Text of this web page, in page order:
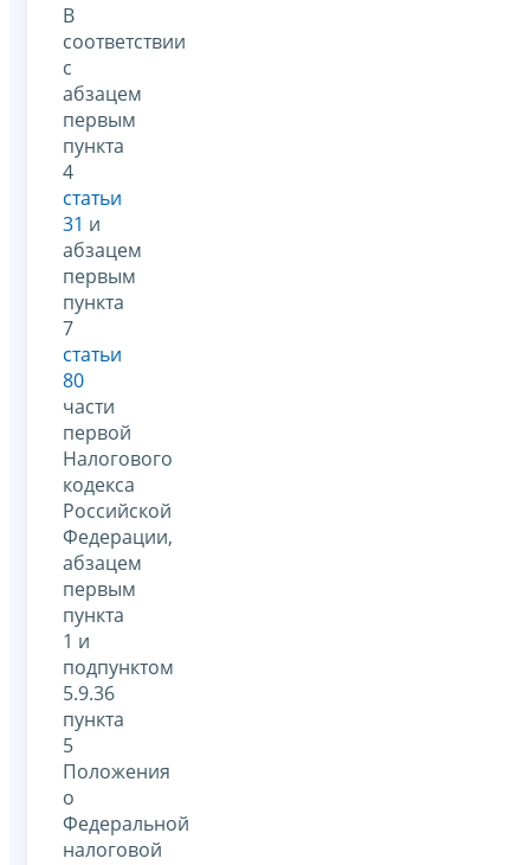
В
соответствии
с
абзацем
первым
пункта
4
статьи
31 и
абзацем
первым
пункта
7
статьи
80
части
первой
Налогового
кодекса
Российской
Федерации,
абзацем
первым
пункта
1 и
подпунктом
5.9.36
пункта
5
Положения
о
Федеральной
налоговой